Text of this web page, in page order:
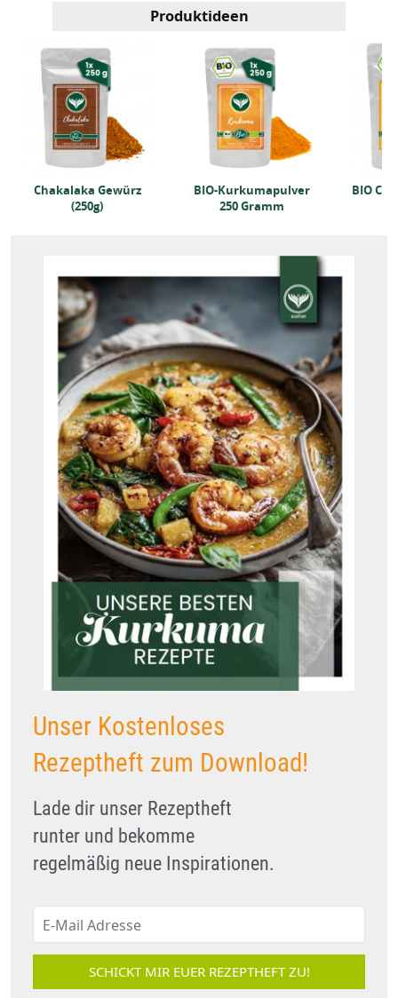
Produktideen
Chakalaka Gewürz
(250g)
BIO-Kurkumapulver
250 Gramm
BIO
Unser Kostenloses
Rezeptheft zum Download!
Lade dir unser Rezeptheft
runter und bekomme
regelmäßig neue Inspirationen.
SCHICKT MIR EUER REZEPTHEFT ZU!